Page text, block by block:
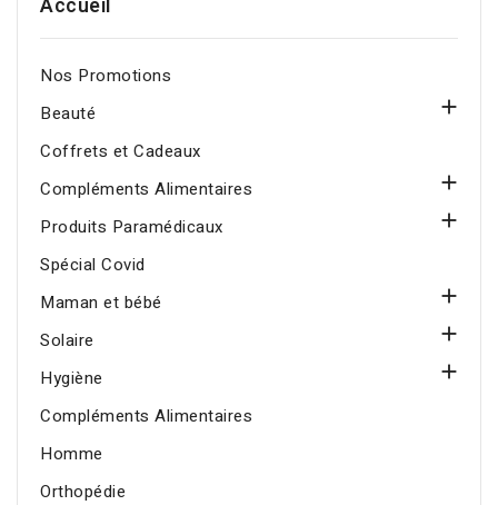
l’intensité et l’éclat de la
maintenant et offrez à
agressions extérieures
Accueil
Nos Promotions
Beauté

Coffrets et Cadeaux
Compléments Alimentaires

Produits Paramédicaux

Spécial Covid
Maman et bébé

Solaire

Hygiène

Compléments Alimentaires
Homme
Orthopédie